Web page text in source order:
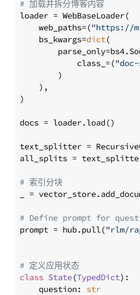
# 加载并拆分博客内容
loader = WebBaseLoader(
    web_paths=(
"https://
    bs_kwargs=
dict(
            class_=(
        )
    ),
)
docs = loader.load()
text_splitter =
all_splits =
# 索引分块
_ =
# Define prompt for
prompt = hub.pull("rlm/
# 定义应用状态
class State(TypedDict):
    question:
str